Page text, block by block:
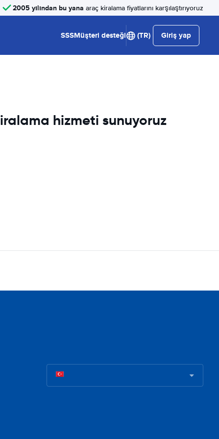
2005 yılından bu yana araç kiralama fiyatlarını karşılaştırıyoruz
SSSMüşteri desteği (TR) Giriş yap
hizmeti sunuyoruz